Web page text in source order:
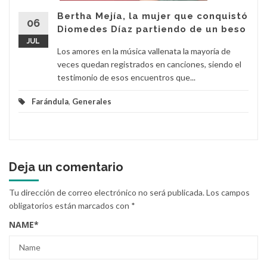
06
JUL
Bertha Mejía, la mujer que conquistó
Diomedes Díaz partiendo de un beso
Los amores en la música vallenata la mayoría de
veces quedan registrados en canciones, siendo el
testimonio de esos encuentros que...
Farándula, Generales
Deja un comentario
Tu dirección de correo electrónico no será publicada.Los campos
obligatorios están marcados con *
NAME*